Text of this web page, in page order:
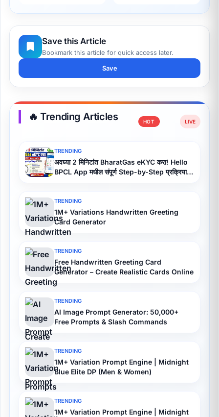
Save this Article
Bookmark this article for quick access later.
Save
🔥 Trending Articles HOT
TRENDING
अवघ्या 2 मिनिटांत BharatGas eKYC करा! Hello
BPCL App मधील संपूर्ण Step-by-Step प्रक्रिया
TRENDING
1M+ Variations Handwritten Greeting
Card Generator
TRENDING
Free Handwritten Greeting Card
Generator – Create Realistic Cards Online
TRENDING
AI Image Prompt Generator: 50,000+
Free Prompts & Slash Commands
TRENDING
1M+ Variation Prompt Engine | Midnight
Blue Elite DP (Men & Women)
TRENDING
1M+ Variation Prompt Engine | Midnight